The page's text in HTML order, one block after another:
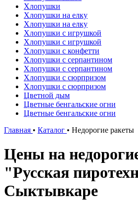
Хлопушки
Хлопушки на елку
Хлопушки на елку
Хлопушки с игрушкой
Хлопушки с игрушкой
Хлопушки с конфетти
Хлопушки с серпантином
Хлопушки с серпантином
Хлопушки с сюрпризом
Хлопушки с сюрпризом
Цветной дым
Цветные бенгальские огни
Цветные бенгальские огни
Главная • Каталог • Недорогие ракеты
Цены на
"Русская
Сыктывкаре